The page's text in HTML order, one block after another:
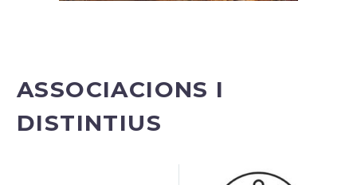
ASSOCIACIONS I
DISTINTIUS